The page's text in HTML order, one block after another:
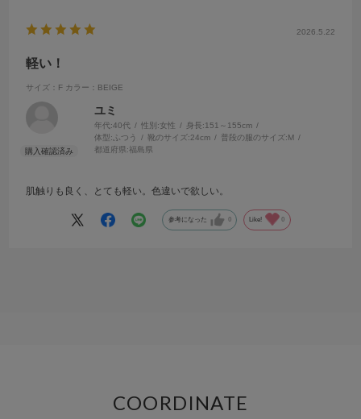
2026.5.22
軽い！
サイズ：F カラー：BEIGE
ユミ
年代:40代 性別:女性 身長:151～155cm
体型: ふつう 靴のサイズ:24cm 普段の服のサイズ:M
都道府県:福島県
肌触りも良く、とても軽い。色違いで欲しい。
参考になった 0 Like! 0
COORDINATE